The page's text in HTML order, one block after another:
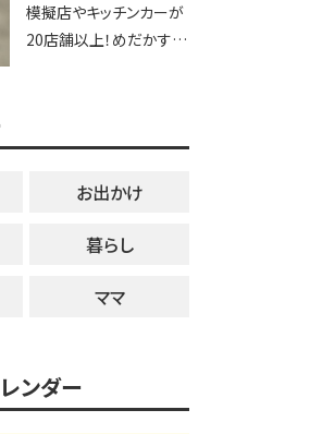
用品までゲットできる新
スポット！
模擬店やキッチンカーが
20店舗以上！めだかすく
祭り】
お出かけ
暮らし
ママ
ンダー